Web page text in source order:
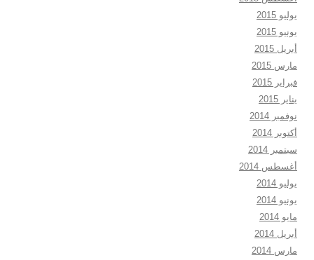
يوليو 2015
يونيو 2015
أبريل 2015
مارس 2015
فبراير 2015
يناير 2015
نوفمبر 2014
أكتوبر 2014
سبتمبر 2014
أغسطس 2014
يوليو 2014
يونيو 2014
مايو 2014
أبريل 2014
مارس 2014